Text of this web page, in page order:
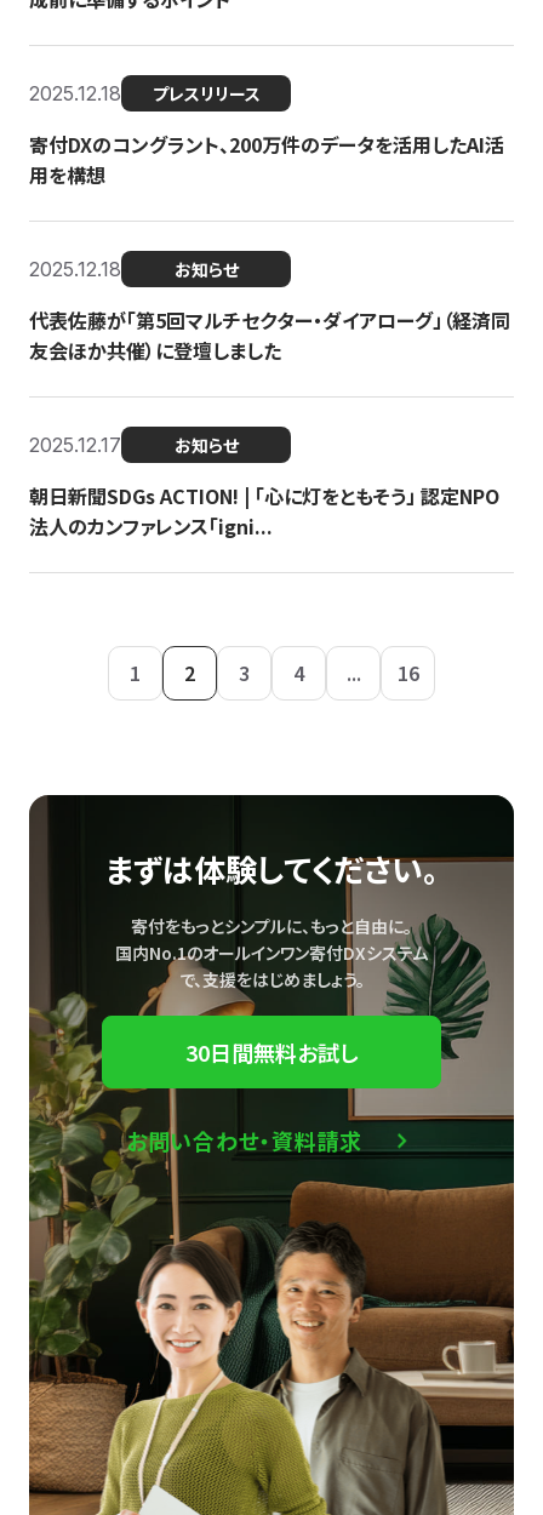
2025.12.18 プレスリリース
寄付DXのコングラント、200万件のデータを活用したAI活
用を構想
2025.12.18 お知らせ
代表佐藤が「第5回マルチセクター・ダイアローグ」（経済同
友会ほか共催）に登壇しました
2025.12.17 お知らせ
朝日新聞SDGs ACTION! | 「心に灯をともそう」 認定NPO
法人のカンファレンス「igni...
1 2 3 4 ... 16
まずは体験してください。
寄付をもっとシンプルに、もっと自由に。
国内No.1のオールインワン寄付DXシステム
で、支援をはじめましょう。
30日間無料お試し
お問い合わせ・資料請求